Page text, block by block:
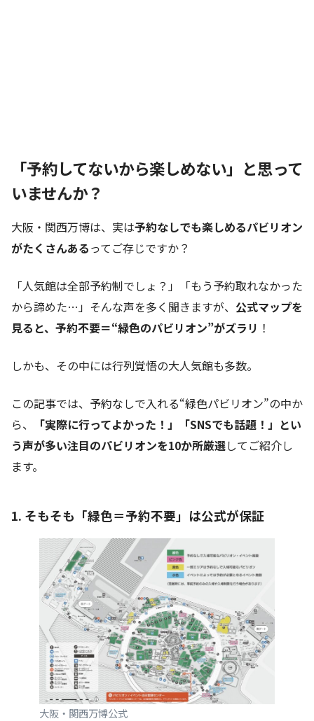
「予約してないから楽しめない」と思って
いませんか？
大阪・関西万博は、実は予約なしでも楽しめるパビリオン
がたくさんあるってご存じですか？
「人気館は全部予約制でしょ？」「もう予約取れなかった
から諦めた…」そんな声を多く聞きますが、 公式マップを
見ると、予約不要＝“緑色のパビリオン”がズラリ ！
しかも、その中には行列覚悟の大人気館も多数。
この記事では、予約なしで入れる“緑色パビリオン”の中か
ら、
「実際に行ってよかった！」「SNSでも話題！」とい
う声が多い注目のパビリオンを10か所厳選してご紹介し
ます。
1. そもそも「緑色＝予約不要」は公式が保証
大阪・関西万博公式